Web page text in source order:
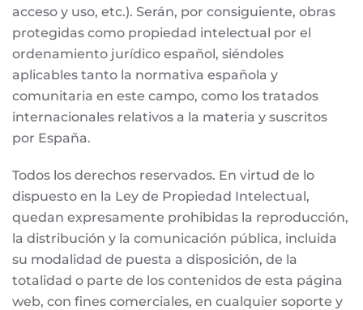
acceso y uso, etc.). Serán, por consiguiente, obras
protegidas como propiedad intelectual por el
ordenamiento jurídico español, siéndoles
aplicables tanto la normativa española y
comunitaria en este campo, como los tratados
internacionales relativos a la materia y suscritos
por España.
Todos los derechos reservados. En virtud de lo
dispuesto en la Ley de Propiedad Intelectual,
quedan expresamente prohibidas la reproducción,
la distribución y la comunicación pública, incluida
su modalidad de puesta a disposición, de la
totalidad o parte de los contenidos de esta página
web, con fines comerciales, en cualquier soporte y